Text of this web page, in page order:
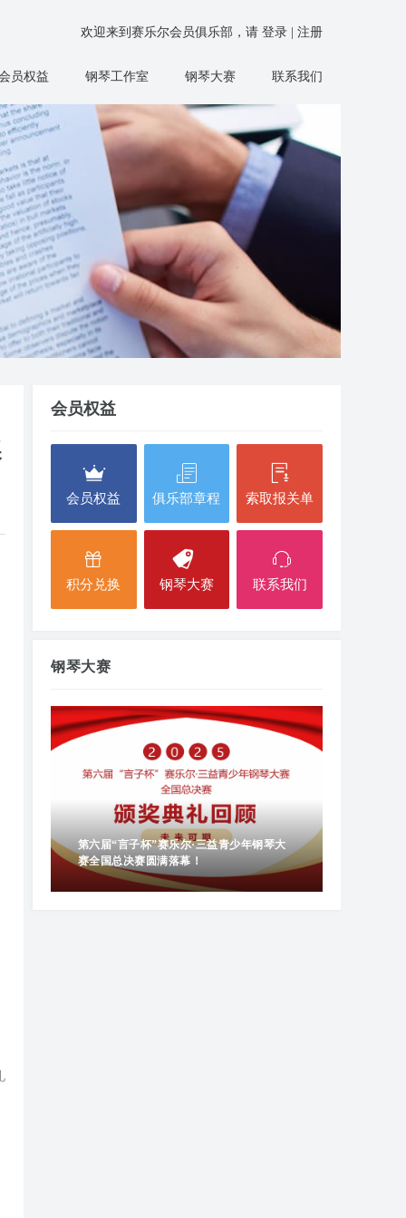
欢迎来到赛乐尔会员俱乐部，请 登录 注册
员权益 钢琴工作室 钢琴大赛 联系我们
会员权益
会员权益 俱乐部章程 索取报关单
积分兑换 钢琴大赛 联系我们
钢琴大赛
第六届“言子杯”赛乐尔·三益青少年钢琴大
赛全国总决赛圆满落幕！